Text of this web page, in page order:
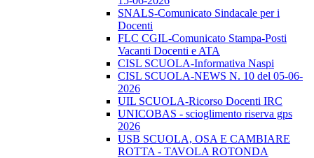
SNALS-Comunicato Sindacale per i
Docenti
FLC CGIL-Comunicato Stampa-Posti
Vacanti Docenti e ATA
CISL SCUOLA-Informativa Naspi
CISL SCUOLA-NEWS N. 10 del 05-06-
2026
UIL SCUOLA-Ricorso Docenti IRC
UNICOBAS - scioglimento riserva gps
2026
USB SCUOLA, OSA E CAMBIARE
ROTTA - TAVOLA ROTONDA